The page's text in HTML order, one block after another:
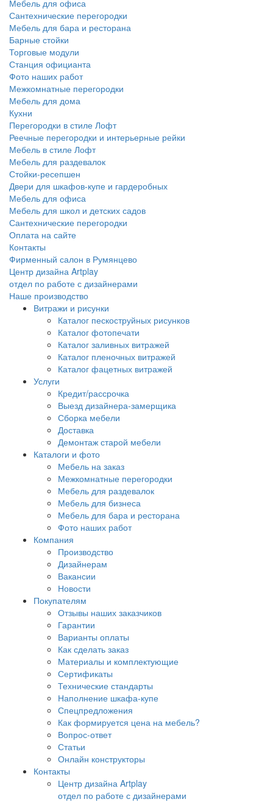
Мебель для офиса
Сантехнические перегородки
Мебель для бара и ресторана
Барные стойки
Торговые модули
Станция официанта
Фото наших работ
Межкомнатные перегородки
Мебель для дома
Кухни
Перегородки в стиле Лофт
Реечные перегородки и интерьерные рейки
Мебель в стиле Лофт
Мебель для раздевалок
Стойки-ресепшен
Двери для шкафов-купе и гардеробных
Мебель для офиса
Мебель для школ и детских садов
Сантехнические перегородки
Оплата на сайте
Контакты
Фирменный салон в Румянцево
Центр дизайна Artplay
отдел по работе с дизайнерами
Наше производство
Витражи и рисунки
Каталог пескоструйных рисунков
Каталог фотопечати
Каталог заливных витражей
Каталог пленочных витражей
Каталог фацетных витражей
Услуги
Кредит/рассрочка
Выезд дизайнера-замерщика
Сборка мебели
Доставка
Демонтаж старой мебели
Каталоги и фото
Мебель на заказ
Межкомнатные перегородки
Мебель для раздевалок
Мебель для бизнеса
Мебель для бара и ресторана
Фото наших работ
Компания
Производство
Дизайнерам
Вакансии
Новости
Покупателям
Отзывы наших заказчиков
Гарантии
Варианты оплаты
Как сделать заказ
Материалы и комплектующие
Сертификаты
Технические стандарты
Наполнение шкафа-купе
Спецпредложения
Как формируется цена на мебель?
Вопрос-ответ
Статьи
Онлайн конструкторы
Контакты
Центр дизайна Artplay
отдел по работе с дизайнерами